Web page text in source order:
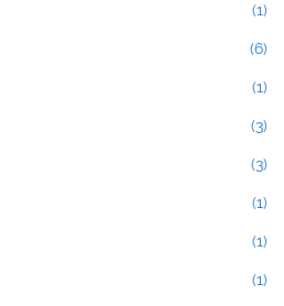
(1)
(6)
(1)
(3)
(3)
(1)
(1)
(1)